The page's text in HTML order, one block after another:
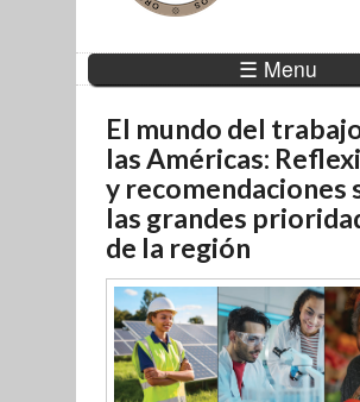
☰ Menu
El mundo del
las Américas:
y recomendaciones
las grandes
de la región